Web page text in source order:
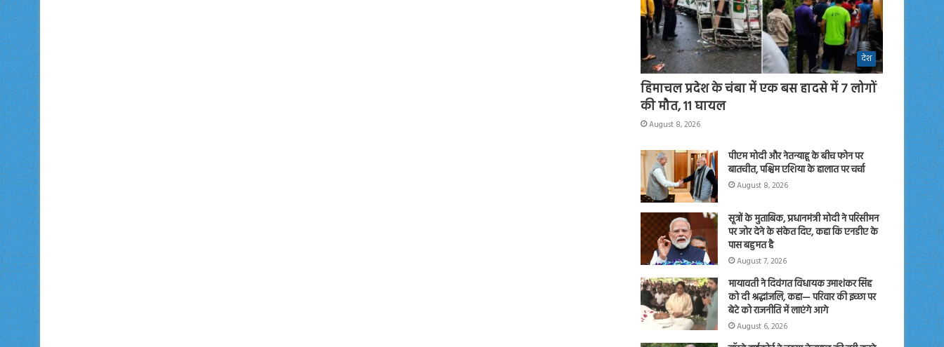
देश
हिमाचल प्रदेश के चंबा में एक बस हादसे में 7 लोगों
की मौत, 11 घायल
August 8, 2026
पीएम मोदी और नेतन्याहू के बीच फोन पर
बातचीत, पश्चिम एशिया के हालात पर चर्चा
August 8, 2026
सूत्रों के मुताबिक, प्रधानमंत्री मोदी ने परिसीमन
पर जोर देने के संकेत दिए, कहा कि एनडीए के
पास बहुमत है
August 7, 2026
मायावती ने दिवंगत विधायक उमाशंकर सिंह
को दी श्रद्धांजलि, कहा— परिवार की इच्छा पर
बेटे को राजनीति में लाएंगे आगे
August 6, 2026